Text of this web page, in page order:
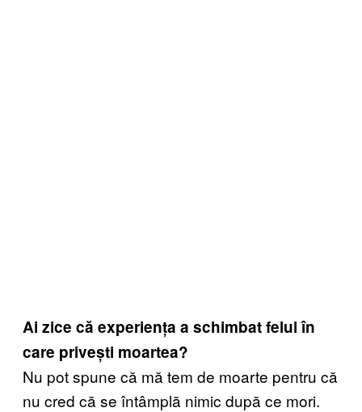
Ai zice că experiența a schimbat felul în
care privești moartea?
Nu pot spune că mă tem de moarte pentru că
nu cred că se întâmplă nimic după ce mori.